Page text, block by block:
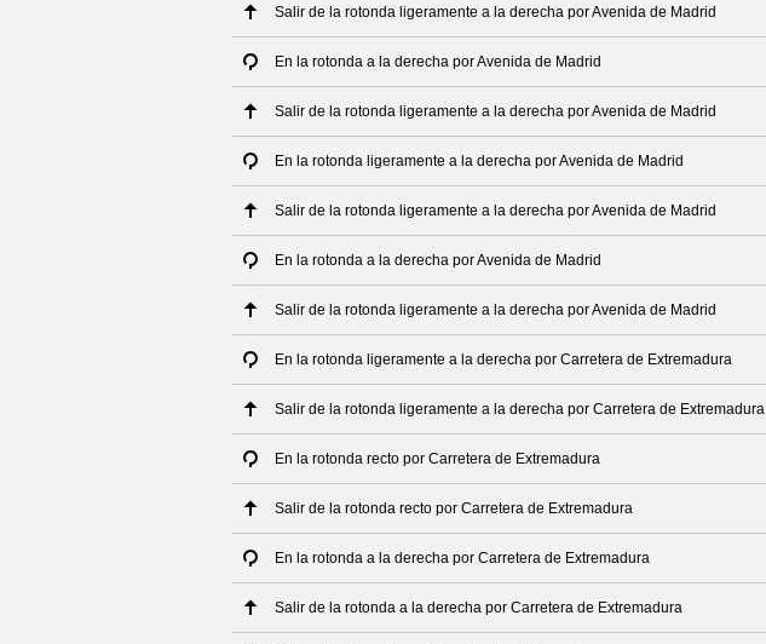
Salir de la rotonda ligeramente a la derecha por Avenida de Madrid
En la rotonda a la derecha por Avenida de Madrid
Salir de la rotonda ligeramente a la derecha por Avenida de Madrid
En la rotonda ligeramente a la derecha por Avenida de Madrid
Salir de la rotonda ligeramente a la derecha por Avenida de Madrid
En la rotonda a la derecha por Avenida de Madrid
Salir de la rotonda ligeramente a la derecha por Avenida de Madrid
En la rotonda ligeramente a la derecha por Carretera de Extremadura
Salir de la rotonda ligeramente a la derecha por Carretera de Extremadura
En la rotonda recto por Carretera de Extremadura
Salir de la rotonda recto por Carretera de Extremadura
En la rotonda a la derecha por Carretera de Extremadura
Salir de la rotonda a la derecha por Carretera de Extremadura